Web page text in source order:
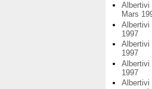
Albertivi
Mars
Albertivi
1997
Albertivi
1997
Albertivi
1997
Albertivi